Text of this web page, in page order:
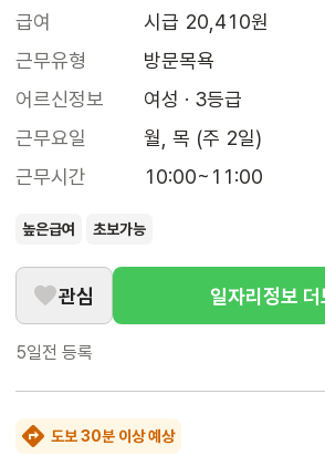
급여
시급 20,410원
근무유형
방문목욕
어르신정보
여성 · 3등급
근무요일
월, 목 (주 2일)
근무시간
10:00~11:00
높은급여 초보가능
관심 일자리정보 더
5일전 등록
도보 30분 이상 예상